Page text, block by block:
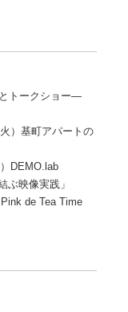
トークショー—
）基町アパートの
DEMO.lab
ぶ映像実践」
de Tea Time